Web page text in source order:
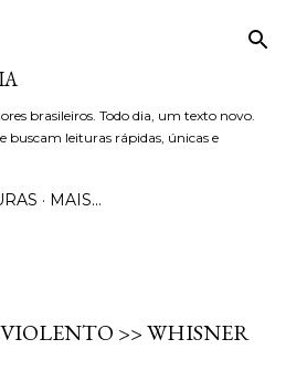
brasileiros. Todo dia, um texto novo.
buscam leituras rápidas, únicas e
MAIS…
>> WHISNER